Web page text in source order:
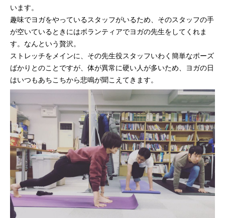
います。
趣味でヨガをやっているスタッフがいるため、そのスタッフの手
が空いているときにはボランティアでヨガの先生をしてくれま
す。なんという贅沢。
ストレッチをメインに、その先生役スタッフいわく簡単なポーズ
ばかりとのことですが、体が異常に硬い人が多いため、ヨガの日
はいつもあちこちから悲鳴が聞こえてきます。